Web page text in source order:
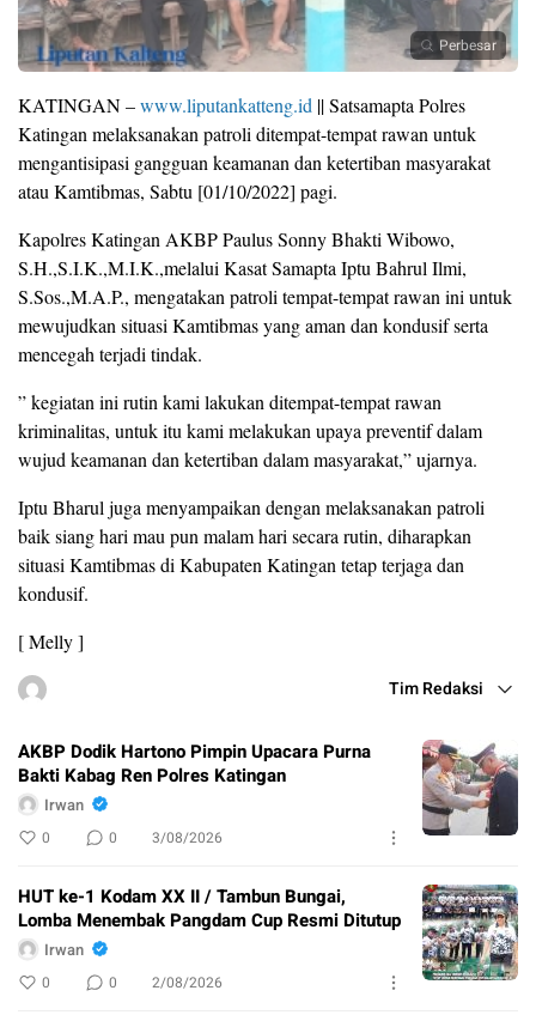
Perbesar
KATINGAN –www.liputankatteng.id || Satsamapta Polres
Katingan melaksanakan patroli ditempat-tempat rawan untuk
mengantisipasi gangguan keamanan dan ketertiban masyarakat
atau Kamtibmas, Sabtu [01/10/2022] pagi.
Kapolres Katingan AKBP Paulus Sonny Bhakti Wibowo,
S.H.,S.I.K.,M.I.K.,melalui Kasat Samapta Iptu Bahrul Ilmi,
S.Sos.,M.A.P., mengatakan patroli tempat-tempat rawan ini untuk
mewujudkan situasi Kamtibmas yang aman dan kondusif serta
mencegah terjadi tindak.
” kegiatan ini rutin kami lakukan ditempat-tempat rawan
kriminalitas, untuk itu kami melakukan upaya preventif dalam
wujud keamanan dan ketertiban dalam masyarakat,” ujarnya.
Iptu Bharul juga menyampaikan dengan melaksanakan patroli
baik siang hari mau pun malam hari secara rutin, diharapkan
situasi Kamtibmas di Kabupaten Katingan tetap terjaga dan
kondusif.
[ Melly ]
Tim Redaksi
AKBP Dodik Hartono Pimpin Upacara Purna
Bakti Kabag Ren Polres Katingan
Irwan
0 0 3/08/2026
HUT ke-1 Kodam XX II / Tambun Bungai,
Lomba Menembak Pangdam Cup Resmi Ditutup
Irwan
0 0 2/08/2026